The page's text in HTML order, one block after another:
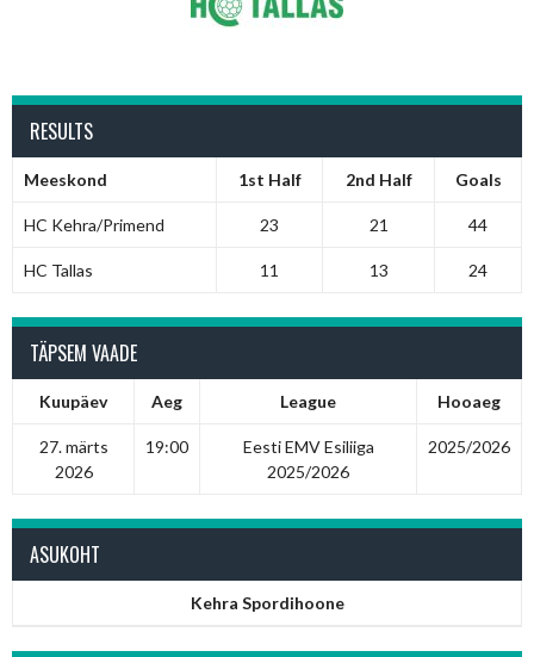
RESULTS
Meeskond 1st Half 2nd Half Goals
HC Kehra/Primend 23 21 44
HC Tallas 11 13 24
TÄPSEM VAADE
Kuupäev Aeg League Hooaeg
27. märts
2026
19:00
Eesti EMV Esiliiga
2025/2026
2025/2026
ASUKOHT
Kehra Spordihoone